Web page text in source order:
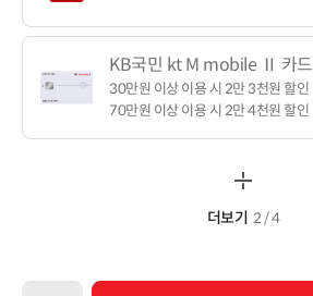
KB국민 kt M mobile Ⅱ 카드
30만원 이상 이용 시 2만 3천원 할인
70만원 이상 이용 시 2만 4천원 할인
더보기 2 / 4